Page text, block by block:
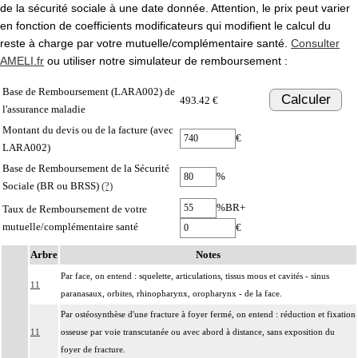
de la sécurité sociale à une date donnée. Attention, le prix peut varier
en fonction de coefficients modificateurs qui modifient le calcul du
reste à charge par votre mutuelle/complémentaire santé. Consulter
AMELI.fr ou utiliser notre simulateur de remboursement :
Base de Remboursement (LARA002) de
l'assurance maladie
493.42 € Calculer
Montant du devis ou de la facture (avec
LARA002)
€
Base de Remboursement de la Sécurité
Sociale (BR ou BRSS) (?)
%
Taux de Remboursement de votre
mutuelle/complémentaire santé
%BR+
€
Arbre Notes
11
Par face, on entend : squelette, articulations, tissus mous et cavités - sinus
paranasaux, orbites, rhinopharynx, oropharynx - de la face.
11
Par ostéosynthèse d'une fracture à foyer fermé, on entend : réduction et fixation
osseuse par voie transcutanée ou avec abord à distance, sans exposition du
foyer de fracture.